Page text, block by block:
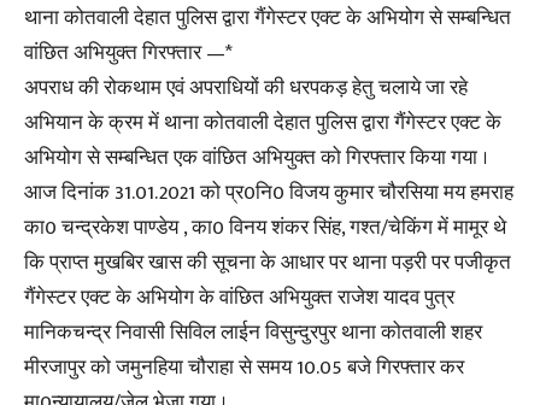
थाना कोतवाली देहात पुलिस द्वारा गैंगेस्टर एक्ट के अभियोग से सम्बन्धित
वांछित अभियुक्त गिरफ्तार —*
अपराध की रोकथाम एवं अपराधियों की धरपकड़ हेतु चलाये जा रहे
अभियान के क्रम में थाना कोतवाली देहात पुलिस द्वारा गैंगेस्टर एक्ट के
अभियोग से सम्बन्धित एक वांछित अभियुक्त को गिरफ्तार किया गया ।
आज दिनांक 31.01.2021 को प्र0नि0 विजय कुमार चौरसिया मय हमराह
का0 चन्द्रकेश पाण्डेय , का0 विनय शंकर सिंह, गश्त/चेकिंग में मामूर थे
कि प्राप्त मुखबिर खास की सूचना के आधार पर थाना पड़री पर पजीकृत
गैंगेस्टर एक्ट के अभियोग के वांछित अभियुक्त राजेश यादव पुत्र
मानिकचन्द्र निवासी सिविल लाईन विसुन्दुरपुर थाना कोतवाली शहर
मीरजापुर को जमुनहिया चौराहा से समय 10.05 बजे गिरफ्तार कर